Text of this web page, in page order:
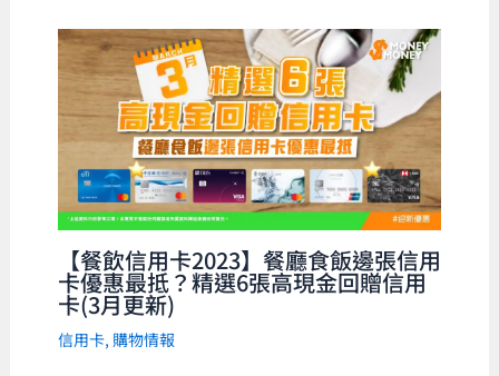
【餐飲信用卡2023】餐廳食飯邊張信用
卡優惠最抵？精選6張高現金回贈信用
卡(3月更新)
信用卡, 購物情報